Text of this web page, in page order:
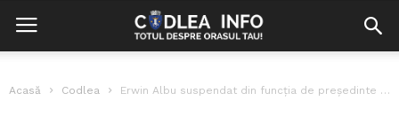
Acasă Codlea Erwin Albu suspendat din funcția de președinte al Fundației Rafael